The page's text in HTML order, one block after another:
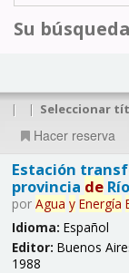
Su
| | Seleccionar
Hacer reserva
Estación
provincia de
por Agua y Energía
Idioma: Español
Editor: Buenos
1988